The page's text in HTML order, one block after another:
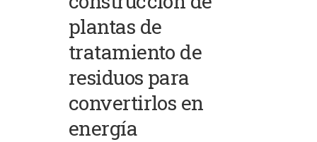
plantas de
tratamiento de
residuos para
convertirlos en
energía